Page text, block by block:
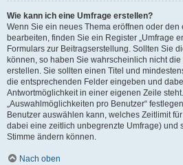
Wie kann ich eine Umfrage erstellen?
Wenn Sie ein neues Thema eröffnen oder
bearbeiten, finden Sie ein Register „Umfrage
Formulars zur Beitragserstellung. Sollten Sie
können, so haben Sie wahrscheinlich nicht
erstellen. Sie sollten einen Titel und
die entsprechenden Felder eingeben und
Antwortmöglichkeit in einer eigenen Zeile
„Auswahlmöglichkeiten pro Benutzer“
Benutzer auswählen kann, welches Zeitlimit
dabei eine zeitlich unbegrenzte Umfrage) und
Stimme ändern können.
Nach oben